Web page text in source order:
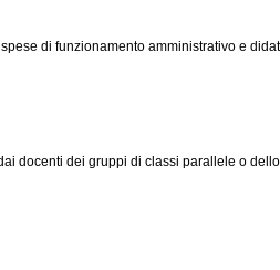
di funzionamento amministrativo e
dei gruppi di classi parallele o